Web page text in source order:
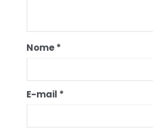
Nome*
E-mail *